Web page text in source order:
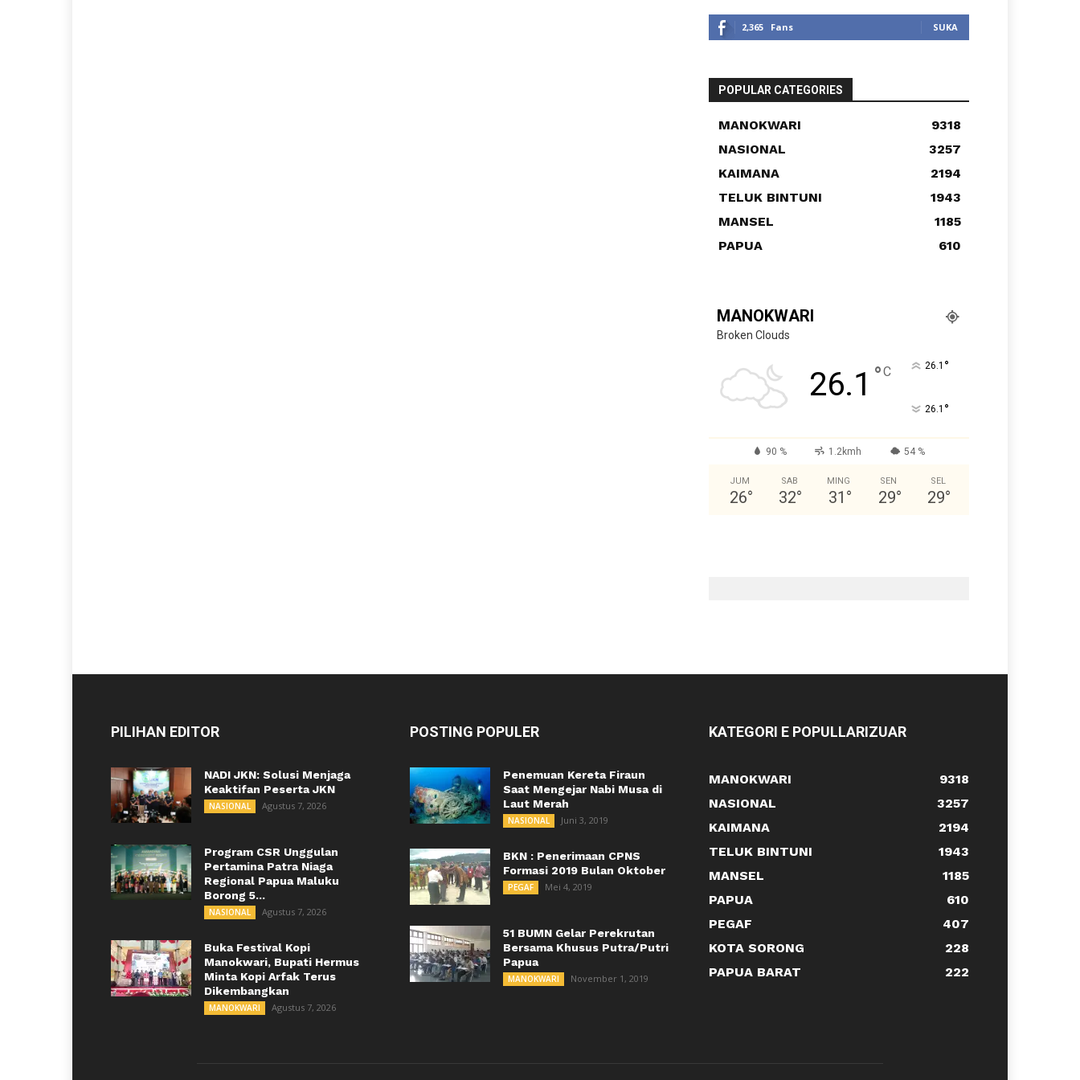
2,365 Fans SUKA
POPULAR CATEGORIES
MANOKWARI
9318
NASIONAL
3257
KAIMANA
2194
TELUK BINTUNI
1943
MANSEL
1185
PAPUA
610
MANOKWARI
Broken Clouds
26.1 °C 26.1 °
26.1 °
90 % 1.2kmh 54 %
JUM
26°
SAB
32°
MING
31 °
SEN
29°
SEL
29°
PILIHAN EDITOR
NADI JKN: Solusi Menjaga
Keaktifan Peserta JKN
NASIONAL Agustus 7, 2026
Program CSR Unggulan
Pertamina Patra Niaga
Regional Papua Maluku
Borong 5...
NASIONAL Agustus 7, 2026
Buka Festival Kopi
Manokwari, Bupati Hermus
Minta Kopi Arfak Terus
Dikembangkan
MANOKWARI Agustus 7, 2026
POSTING POPULER
Penemuan Kereta Firaun
Saat Mengejar Nabi Musa di
Laut Merah
NASIONAL Juni 3, 2019
BKN : Penerimaan CPNS
Formasi 2019 Bulan Oktober
PEGAF Mei 4, 2019
51 BUMN Gelar Perekrutan
Bersama Khusus Putra/Putri
Papua
MANOKWARI November 1, 2019
KATEGORI E POPULLARIZUAR
MANOKWARI
9318
NASIONAL
3257
KAIMANA
2194
TELUK BINTUNI
1943
MANSEL
1185
PAPUA
610
PEGAF
407
KOTA SORONG
228
PAPUA BARAT
222